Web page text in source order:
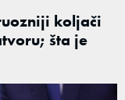
koljači
šta je